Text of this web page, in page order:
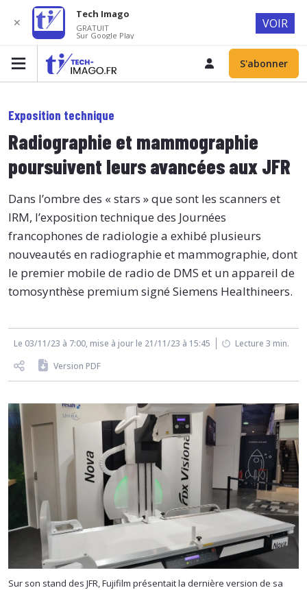
S'abonner
Exposition technique
Radiographie et mammographie
poursuivent leurs avancées aux JFR
Dans l’ombre des « stars » que sont les scanners et
IRM, l’exposition technique des Journées
francophones de radiologie a exhibé plusieurs
nouveautés en radiographie et mammographie, dont
le premier mobile de radio de DMS et un appareil de
tomosynthèse premium signé Siemens Healthineers.
Le 03/11/23 à 7:00, mise à jour le 21/11/23 à 15:45
Lecture 3 min.
Version PDF
Sur son stand des JFR, Fujifilm présentait la dernière version de sa
✕
Tech Imago
GRATUIT
Sur Google Play
VOIR